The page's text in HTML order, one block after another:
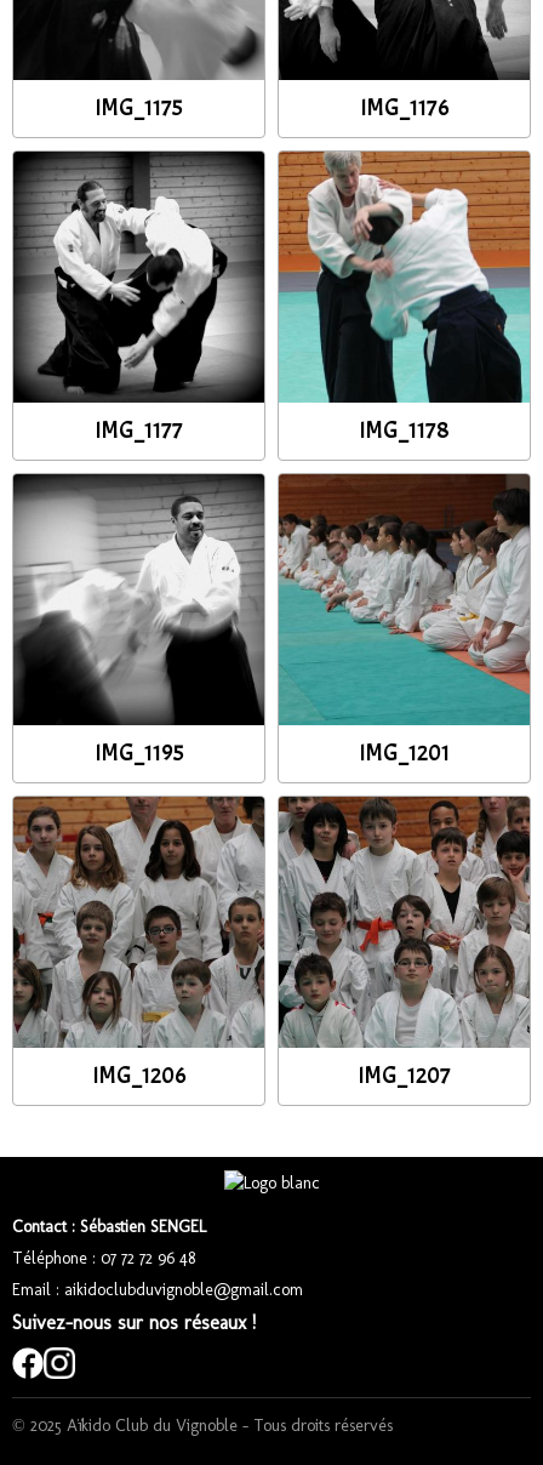
IMG_1175 IMG_1176
IMG_1177 IMG_1178
IMG_1195 IMG_1201
IMG_1206 IMG_1207
Contact : Sébastien SENGEL
Téléphone : 07 72 72 96 48
Email : aikidoclubduvignoble@gmail.com
Suivez-nous sur nos réseaux !
© 2025 Aïkido Club du Vignoble – Tous droits réservés